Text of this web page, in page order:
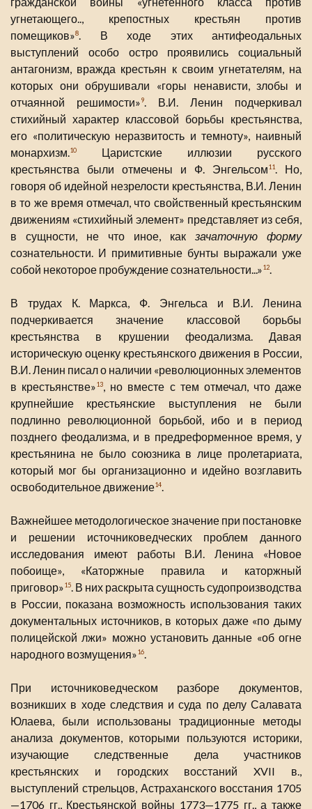
угнетающего.., крепостных крестьян против
помещиков»8. В ходе этих антифеодальных
выступлений особо остро проявились социальный
антагонизм, вражда крестьян к своим угнетателям, на
которых они обрушивали «горы ненависти, злобы и
отчаянной решимости»9. В.И. Ленин подчеркивал
стихийный характер классовой борьбы крестьянства,
его «политическую неразвитость и темноту», наивный
монархизм.10
Царистские иллюзии русского
крестьянства были отмечены и Ф. Энгельсом11. Но,
говоря об идейной незрелости крестьянства, В.И. Ленин
в то же время отмечал, что свойственный крестьянским
движениям «стихийный элемент» представляет из себя,
в сущности, не что иное, как зачаточную форму
сознательности. И примитивные бунты выражали уже
собой некоторое пробуждение сознательности...»12.
В трудах К. Маркса, Ф. Энгельса и В.И. Ленина
подчеркивается значение классовой борьбы
крестьянства в крушении феодализма. Давая
историческую оценку крестьянского движения в России,
В.И. Ленин писал о наличии «революционных элементов
в крестьянстве»13, но вместе с тем отмечал, что даже
крупнейшие крестьянские выступления не были
подлинно революционной борьбой, ибо и в период
позднего феодализма, и в предреформенное время, у
крестьянина не было союзника в лице пролетариата,
который мог бы организационно и идейно возглавить
освободительное движение14.
Важнейшее методологическое значение при постановке
и решении источниковедческих проблем данного
исследования имеют работы В.И. Ленина «Новое
побоище», «Каторжные правила и каторжный
приговор»15. В них раскрыта сущность судопроизводства
в России, показана возможность использования таких
документальных источников, в которых даже «по дыму
полицейской лжи» можно установить данные «об огне
народного возмущения»16.
При источниковедческом разборе документов,
возникших в ходе следствия и суда по делу Салавата
Юлаева, были использованы традиционные методы
анализа документов, которыми пользуются историки,
изучающие следственные дела участников
крестьянских и городских восстаний XVII в.,
выступлений стрельцов, Астраханского восстания 1705
—1706 гг., Крестьянской войны 1773—1775 гг., а также